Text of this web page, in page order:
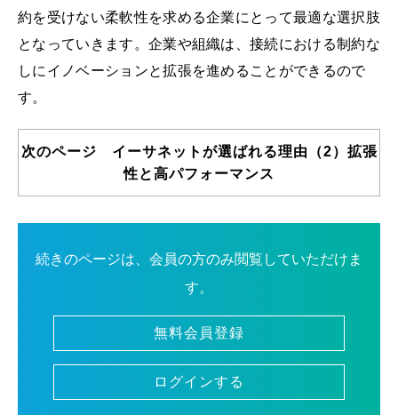
約を受けない柔軟性を求める企業にとって最適な選択肢
となっていきます。企業や組織は、接続における制約な
しにイノベーションと拡張を進めることができるので
す。
次のページ イーサネットが選ばれる理由（2）拡張
性と高パフォーマンス
続きのページは、会員の方のみ閲覧していただけま
す。
無料会員登録
ログインする